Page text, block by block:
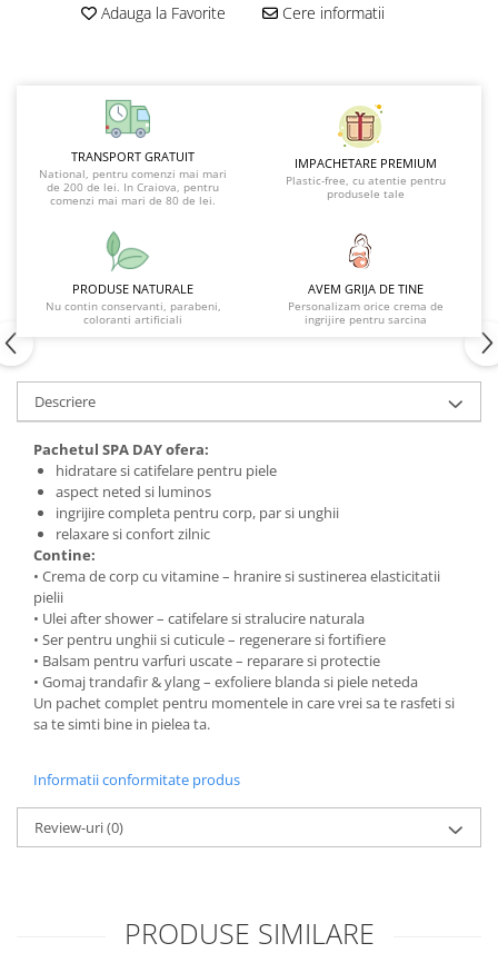
Adauga la Favorite Cere informatii
TRANSPORT GRATUIT
National, pentru comenzi mai mari
de 200 de lei. In Craiova, pentru
comenzi mai mari de 80 de lei.
IMPACHETARE PREMIUM
Plastic-free, cu atentie pentru
produsele tale
PRODUSE NATURALE
Nu contin conservanti, parabeni,
coloranti artificiali
AVEM GRIJA DE TINE
Personalizam orice crema de
ingrijire pentru sarcina
Descriere
Pachetul SPA DAY ofera:
hidratare si catifelare pentru piele
aspect neted si luminos
ingrijire completa pentru corp, par si unghii
relaxare si confort zilnic
Contine:
• Crema de corp cu vitamine – hranire si sustinerea elasticitatii
pielii
• Ulei after shower – catifelare si stralucire naturala
• Ser pentru unghii si cuticule – regenerare si fortifiere
• Balsam pentru varfuri uscate – reparare si protectie
• Gomaj trandafir & ylang – exfoliere blanda si piele neteda
Un pachet complet pentru momentele in care vrei sa te rasfeti si
sa te simti bine in pielea ta.
Informatii conformitate produs
Review-uri(0)
PRODUSE SIMILARE